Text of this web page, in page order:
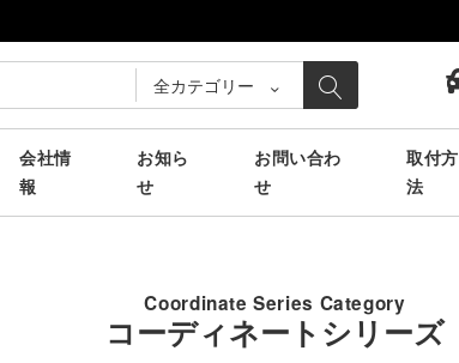
全カテゴリー
会社情
報
お知ら
せ
お問い合わ
せ
取付方
法
Coordinate Series Category
コーディネートシリーズ